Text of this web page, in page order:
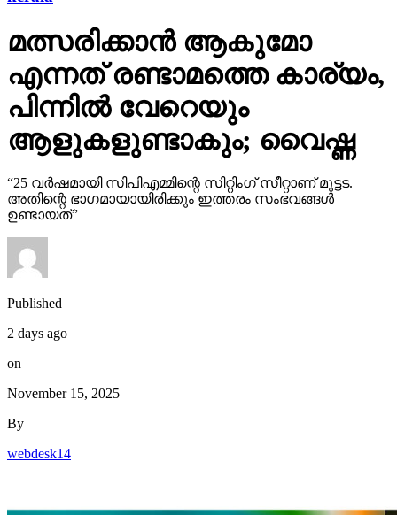
മത്സരിക്കാന്‍ ആകുമോ
എന്നത് രണ്ടാമത്തെ കാര്യം,
പിന്നില്‍ വേറെയും
ആളുകളുണ്ടാകും; വൈഷ്ണ
“25 വര്‍ഷമായി സിപിഎമ്മിന്റെ സിറ്റിംഗ് സീറ്റാണ് മുട്ടട.
അതിന്റെ ഭാഗമായായിരിക്കും ഇത്തരം സംഭവങ്ങള്‍
ഉണ്ടായത്”
Published
2 days ago
on
November 15, 2025
By
webdesk14